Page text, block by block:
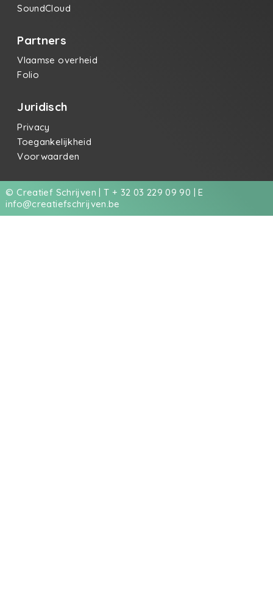
SoundCloud
Partners
Vlaamse overheid
Folio
Juridisch
Privacy
Toegankelijkheid
Voorwaarden
© Creatief Schrijven | T + 32 03 229 09 90 | E
info@creatiefschrijven.be